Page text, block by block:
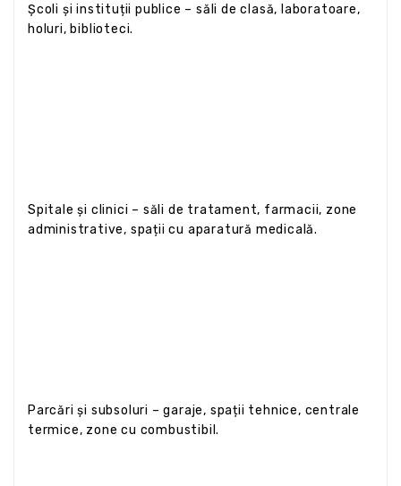
Școli și instituții publice – săli de clasă, laboratoare,
holuri, biblioteci.
Spitale și clinici – săli de tratament, farmacii, zone
administrative, spații cu aparatură medicală.
Parcări și subsoluri – garaje, spații tehnice, centrale
termice, zone cu combustibil.